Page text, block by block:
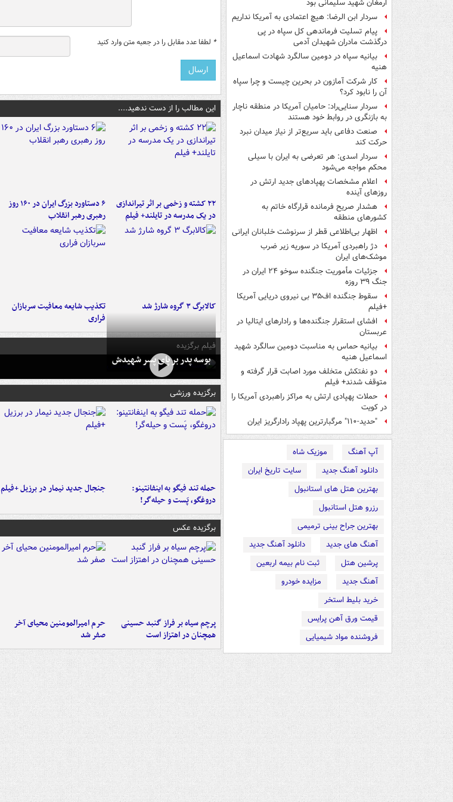
ارمغان شهید سلیمانی بود
سردار ابن الرضا: هیچ اعتمادی به آمریکا نداریم
پیام تسلیت فرماندهی کل سپاه در پی
درگذشت مادران شهیدان آدمی
بیانیه سپاه در دومین سالگرد شهادت اسماعیل
هنیه
کار شرکت آمازون در بحرین چیست و چرا سپاه
آن را نابود کرد؟
سردار سنایی‌راد: حامیان آمریکا در منطقه ناچار
به بازنگری در روابط خود هستند
صنعت دفاعی باید سریع‌تر از نیاز میدان نبرد
حرکت کند
سردار اسدی: هر تعرضی به ایران با سیلی
محکم مواجه می‌شود
اعلام مشخصات پهپادهای جدید ارتش در
روزهای آینده
هشدار صریح فرمانده قرارگاه خاتم‌ به
کشورهای منطقه
اظهار بی‌اطلاعی قطر از سرنوشت خلبانان ایرانی
دژ راهبردی آمریکا در سوریه زیر ضرب
موشک‌های ایران
جزئیات مأموریت جنگنده سوخو ۲۴ ایران در
جنگ ۳۹ روزه
سقوط جنگنده اف۳۵ بی نیروی دریایی آمریکا
+فیلم
افشای استقرار جنگنده‌ها و رادارهای ایتالیا در
عربستان
بیانیه حماس به مناسبت دومین سالگرد شهید
اسماعیل هنیه
دو نفتکش متخلف مورد اصابت قرار گرفته و
متوقف شدند+ فیلم
حملات پهپادی ارتش به مراکز راهبردی آمریکا را
در کویت
"حدید-۱۱۰" مرگبارترین پهپاد رادارگریز ایران
آپ آهنگ
موزیک شاه
دانلود آهنگ جدید
سایت تاریخ ایران
بهترین هتل های استانبول
رزرو هتل استانبول
بهترین جراح بینی ترمیمی
آهنگ های جدید
دانلود آهنگ جدید
پرشین هتل
ثبت نام بیمه اربعین
آهنگ جدید
مزایده خودرو
خرید بلیط استخر
قیمت ورق آهن پرایس
فروشنده مواد شیمیایی
* لطفا عدد مقابل را در جعبه متن وارد کنید
این مطالب را از دست ندهید....
۲۲ کشته و زخمی بر اثر تیراندازی
در یک مدرسه در تایلند+ فیلم
۶ دستاورد بزرگ ایران در ۱۶۰ روز
رهبری رهبر انقلاب
کالابرگ ۳ گروه شارژ شد
تکذیب شایعه معافیت سربازان
فراری
فیلم برگزیده
بوسه‌ پدر بر پای پسر شهیدش
برگزیده ورزشی
حمله تند فیگو به اینفانتینو:
دروغگو، پَست‌ و حیله‌گر!
جنجال جدید نیمار در برزیل +فیلم
برگزیده عکس
پرچم سیاه بر فراز گنبد حسینی
همچنان در اهتزاز است
حرم امیرالمومنین محیای آخر
صفر شد